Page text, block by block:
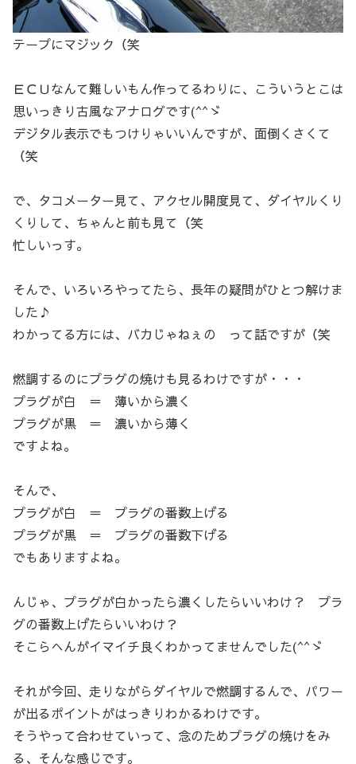
テープにマジック（笑
ＥＣＵなんて難しいもん作ってるわりに、こういうとこは
思いっきり古風なアナログです(^^ゞ
デジタル表示でもつけりゃいいんですが、面倒くさくて
（笑
で、タコメーター見て、アクセル開度見て、ダイヤルくり
くりして、ちゃんと前も見て（笑
忙しいっす。
そんで、いろいろやってたら、長年の疑問がひとつ解けま
した♪
わかってる方には、バカじゃねぇの って話ですが（笑
燃調するのにプラグの焼けも見るわけですが・・・
プラグが白 ＝ 薄いから濃く
プラグが黒 ＝ 濃いから薄く
ですよね。
そんで、
プラグが白 ＝ プラグの番数上げる
プラグが黒 ＝ プラグの番数下げる
でもありますよね。
んじゃ、プラグが白かったら濃くしたらいいわけ？ プラ
グの番数上げたらいいわけ？
そこらへんがイマイチ良くわかってませんでした(^^ゞ
それが今回、走りながらダイヤルで燃調するんで、パワー
が出るポイントがはっきりわかるわけです。
そうやって合わせていって、念のためプラグの焼けをみ
る、そんな感じです。